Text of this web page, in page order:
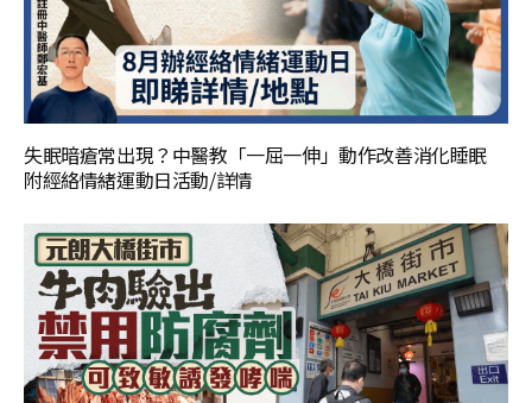
失眠暗瘡常出現？中醫教「一屈一伸」動作改善消化睡眠
附經絡情緒運動日活動/詳情